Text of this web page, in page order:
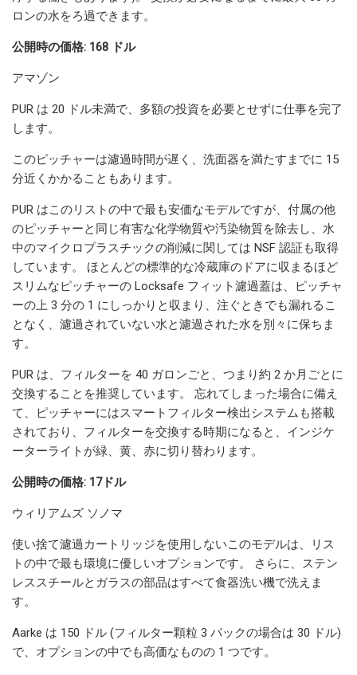
ロンの水をろ過できます。
公開時の価格: 168 ドル
アマゾン
PUR は 20 ドル未満で、多額の投資を必要とせずに仕事を完了
します。
このピッチャーは濾過時間が遅く、洗面器を満たすまでに 15
分近くかかることもあります。
PUR はこのリストの中で最も安価なモデルですが、付属の他
のピッチャーと同じ有害な化学物質や汚染物質を除去し、水
中のマイクロプラスチックの削減に関しては NSF 認証も取得
しています。 ほとんどの標準的な冷蔵庫のドアに収まるほど
スリムなピッチャーの Locksafe フィット濾過蓋は、ピッチャ
ーの上 3 分の 1 にしっかりと収まり、注ぐときでも漏れるこ
となく、濾過されていない水と濾過された水を別々に保ちま
す。
PUR は、フィルターを 40 ガロンごと、つまり約 2 か月ごとに
交換することを推奨しています。 忘れてしまった場合に備え
て、ピッチャーにはスマートフィルター検出システムも搭載
されており、フィルターを交換する時期になると、インジケ
ーターライトが緑、黄、赤に切り替わります。
公開時の価格: 17ドル
ウィリアムズ ソノマ
使い捨て濾過カートリッジを使用しないこのモデルは、リス
トの中で最も環境に優しいオプションです。 さらに、ステン
レススチールとガラスの部品はすべて食器洗い機で洗えま
す。
Aarke は 150 ドル (フィルター顆粒 3 パックの場合は 30 ドル)
で、オプションの中でも高価なものの 1 つです。